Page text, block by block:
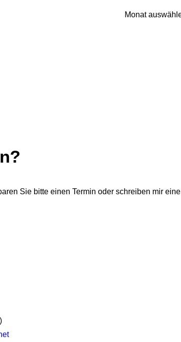
Monatsarchiv
Sie bitte einen Termin oder schreiben mir eine